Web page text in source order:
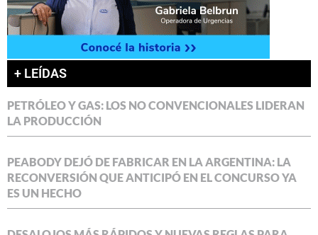
+ LEÍDAS
PETRÓLEO Y GAS: LOS NO CONVENCIONALES LIDERAN
LA PRODUCCIÓN
PEABODY DEJÓ DE FABRICAR EN LA ARGENTINA: LA
RECONVERSIÓN QUE ANTICIPÓ EN EL CONCURSO YA
ES UN HECHO